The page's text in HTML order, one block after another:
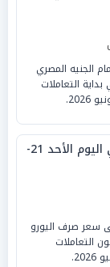
الجنيه المصري
التعاملات
سعر اليورو أمام الجنيه المصري اليوم الأحد 21-
سعر صرف اليورو
التعاملات